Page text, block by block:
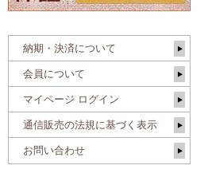
納期・決済について
会員について
マイページ ログイン
通信販売の法規に基づく表示
お問い合わせ